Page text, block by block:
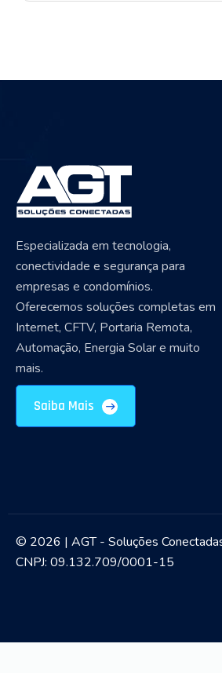
Especializada em tecnologia,
conectividade e segurança para
empresas e condomínios.
Oferecemos soluções completas em
Internet, CFTV, Portaria Remota,
Automação, Energia Solar e muito
mais.
Saiba Mais
© 2026 | AGT - Soluções
CNPJ: 09.132.709/0001-15